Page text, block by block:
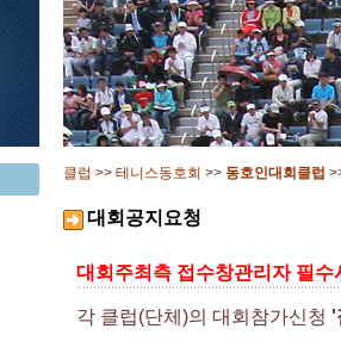
클럽 >> 테니스동호회 >> 동호인대회클럽
대회공지요청
대회주최측 접수창관리자 필수
각 클럽(단체)의 대회참가신청 '